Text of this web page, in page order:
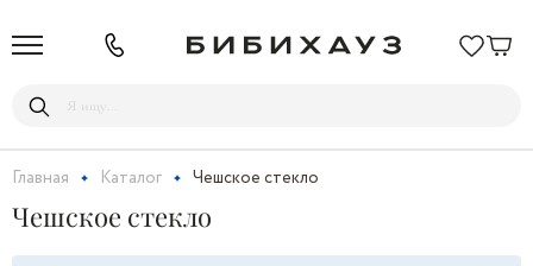
Главная Каталог Чешское стекло
Чешское стекло